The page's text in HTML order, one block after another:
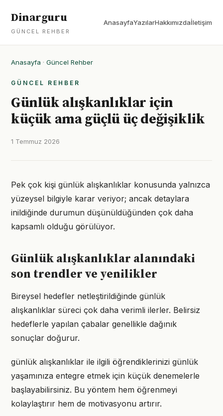
Dinarguru
GÜNCEL REHBER
AnasayfaYazılarHakkımızdaİletişim
Anasayfa · Güncel Rehber
GÜNCEL REHBER
Günlük alışkanlıklar için
küçük ama güçlü üç değişiklik
1 Temmuz 2026
Pek çok kişi günlük alışkanlıklar konusunda yalnızca
yüzeysel bilgiyle karar veriyor; ancak detaylara
inildiğinde durumun düşünüldüğünden çok daha
kapsamlı olduğu görülüyor.
Günlük alışkanlıklar alanındaki
son trendler ve yenilikler
Bireysel hedefler netleştirildiğinde günlük
alışkanlıklar süreci çok daha verimli ilerler. Belirsiz
hedeflerle yapılan çabalar genellikle dağınık
sonuçlar doğurur.
günlük alışkanlıklar ile ilgili öğrendiklerinizi günlük
yaşamınıza entegre etmek için küçük denemelerle
başlayabilirsiniz. Bu yöntem hem öğrenmeyi
kolaylaştırır hem de motivasyonu artırır.